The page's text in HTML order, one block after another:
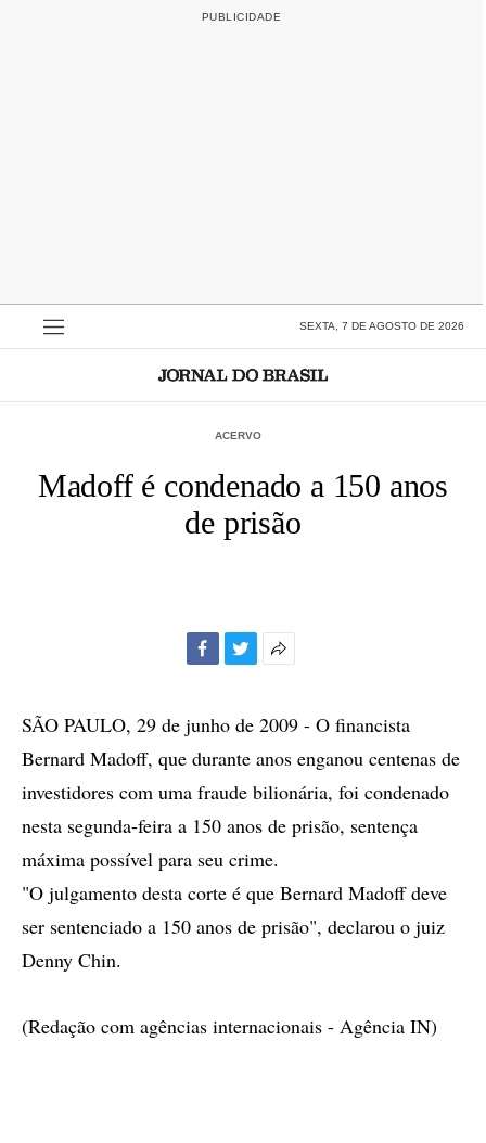
SEXTA, 7 DE AGOSTO DE 2026
ACERVO
Madoff é condenado a 150 anos
de prisão
compartilhamento
SÃO PAULO, 29 de junho de 2009 - O financista
Bernard Madoff, que durante anos enganou centenas de
investidores com uma fraude bilionária, foi condenado
nesta segunda-feira a 150 anos de prisão, sentença
máxima possível para seu crime.
"O julgamento desta corte é que Bernard Madoff deve
ser sentenciado a 150 anos de prisão", declarou o juiz
Denny Chin.
(Redação com agências internacionais - Agência IN)